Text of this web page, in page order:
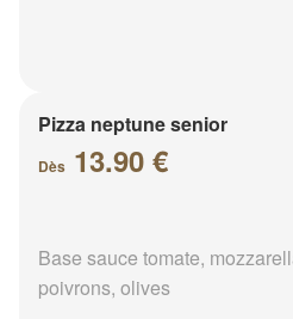
Pizza neptune senior
Dès 13.90 €
Base sauce tomate,
poivrons, olives